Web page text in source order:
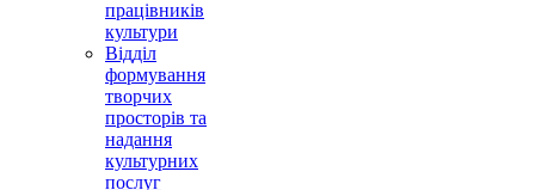
працівників
культури
Відділ
формування
творчих
просторів та
надання
культурних
послуг